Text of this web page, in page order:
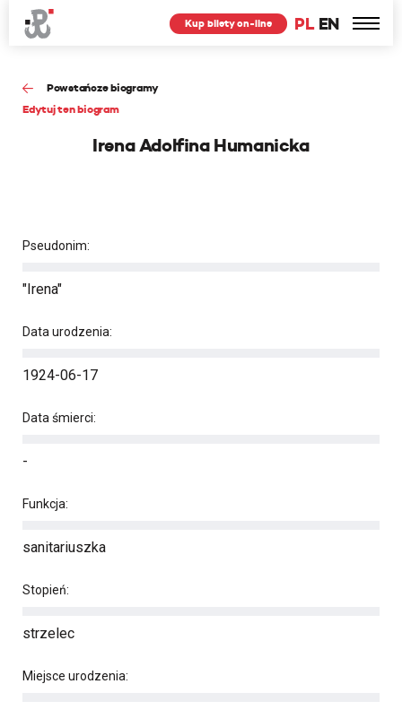
PL EN
Kup bilety on-line
Powstańcze biogramy
Edytuj ten biogram
Irena Adolfina Humanicka
Pseudonim:
"Irena"
Data urodzenia:
1924-06-17
Data śmierci:
-
Funkcja:
sanitariuszka
Stopień:
strzelec
Miejsce urodzenia: